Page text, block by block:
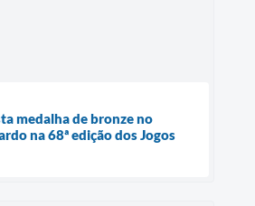
medalha de bronze no
na 68ª edição dos Jogos